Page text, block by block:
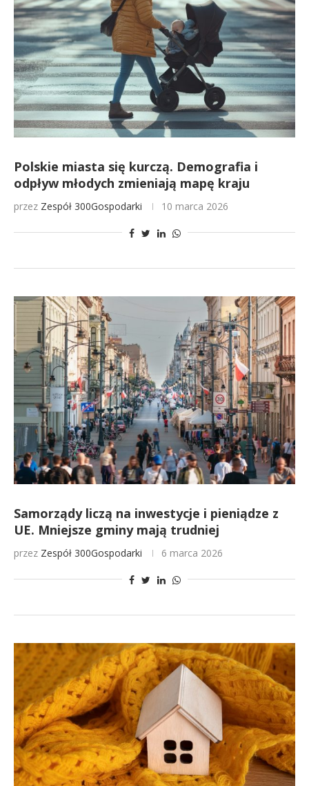
Polskie miasta się kurczą. Demografia i
odpływ młodych zmieniają mapę kraju
przez Zespół 300Gospodarki 10 marca 2026
Samorządy liczą na inwestycje i pieniądze z
UE. Mniejsze gminy mają trudniej
przez Zespół 300Gospodarki 6 marca 2026